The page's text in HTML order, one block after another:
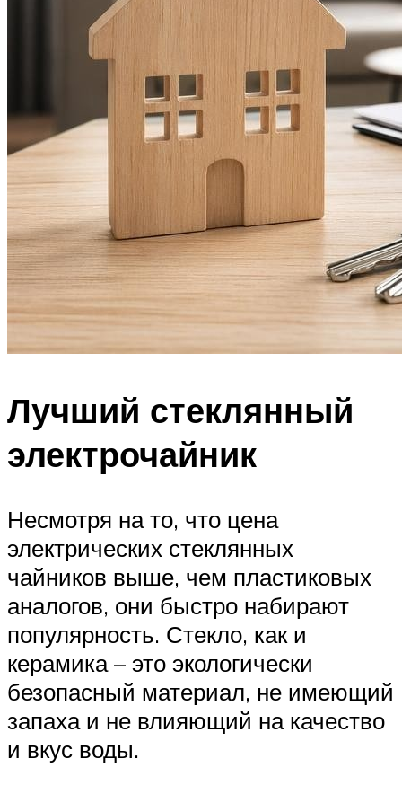
Лучший стеклянный
электрочайник
Несмотря на то, что цена
электрических стеклянных
чайников выше, чем пластиковых
аналогов, они быстро набирают
популярность. Стекло, как и
керамика – это экологически
безопасный материал, не имеющий
запаха и не влияющий на качество
и вкус воды.